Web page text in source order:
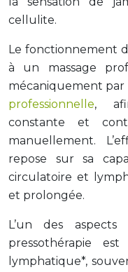
cellulite.
Le fonctionnement
à un massage
mécaniquement par
professionnelle,
constante et
manuellement.
repose sur sa
circulatoire et
et prolongée.
L’un des
pressothérapie
lymphatique*,